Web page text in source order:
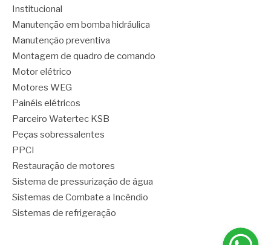
Institucional
Manutenção em bomba hidráulica
Manutenção preventiva
Montagem de quadro de comando
Motor elétrico
Motores WEG
Painéis elétricos
Parceiro Watertec KSB
Peças sobressalentes
PPCI
Restauração de motores
Sistema de pressurização de água
Sistemas de Combate a Incêndio
Sistemas de refrigeração